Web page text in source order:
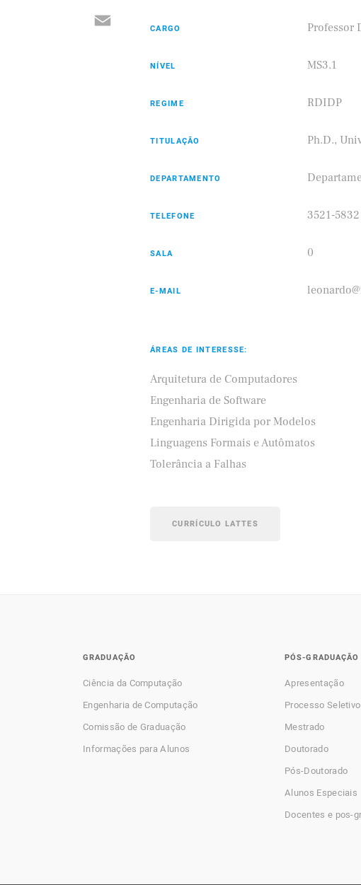
CARGO Professor
NÍVEL MS3.1
REGIME RDIDP
TITULAÇÃO Ph.D.,
DEPARTAMENTO
TELEFONE 3521-5832
SALA 0
E-MAIL
ÁREAS DE INTERESSE:
Arquitetura de Computadores
Engenharia de Software
Engenharia Dirigida por Modelos
Linguagens Formais e Autômatos
Tolerância a Falhas
CURRÍCULO LATTES
GRADUAÇÃO
Ciência da Computação
Engenharia de Computação
Comissão de Graduação
Informações para Alunos
PÓS-GRADUAÇÃO
Apresentação
Processo Seletivo
Mestrado
Doutorado
Pós-Doutorado
Alunos Especiais
Docentes e pos-